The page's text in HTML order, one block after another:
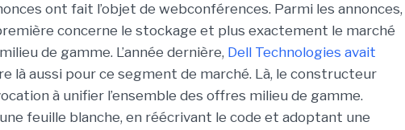
ont fait l’objet de webconférences. Parmi les annonces,
concerne le stockage et plus exactement le marché
de gamme. L’année dernière, Dell Technologies avait
là aussi pour ce segment de marché. Là, le constructeur
à unifier l’ensemble des offres milieu de gamme.
feuille blanche, en réécrivant le code et adoptant une